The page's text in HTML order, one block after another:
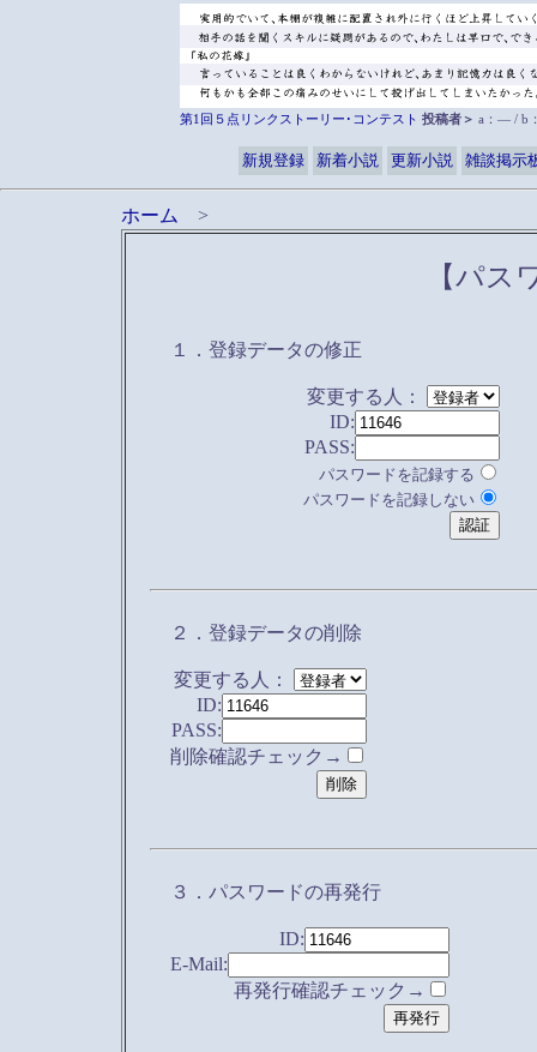
第1回５点リンクストーリー･コンテスト 投稿者＞ a：― / b
新規登録 新着小説 更新小説 雑談掲示
ホーム >
【パス
１．登録データの修正
変更する人：
ID:
PASS:
パスワードを記録する
パスワードを記録しない
２．登録データの削除
変更する人：
ID:
PASS:
削除確認チェック→
３．パスワードの再発行
ID:
E-Mail:
再発行確認チェック→